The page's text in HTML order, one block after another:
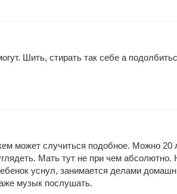
Шить, стирать так себе а
может случиться подобное. Можно 20
Мать тут не при чем абсолютно.
уснул, занимается делами
музык послушать.